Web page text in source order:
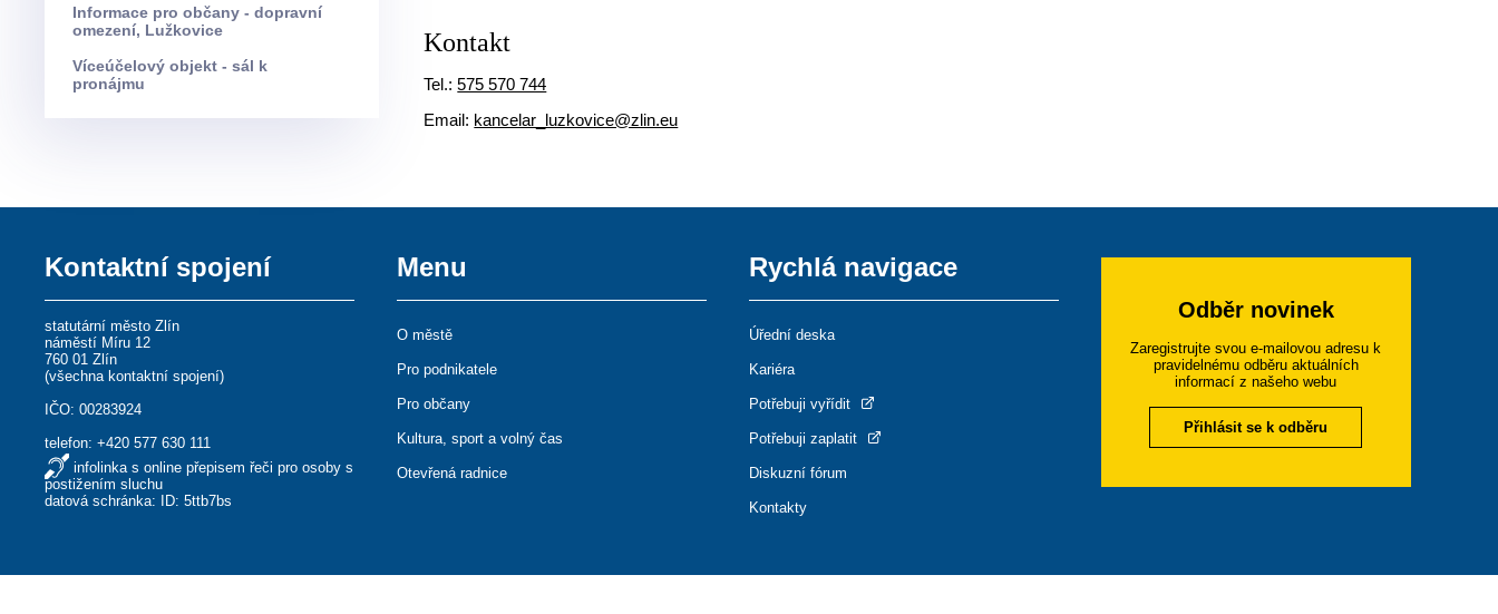
Informace pro občany - dopravní
omezení, Lužkovice
Víceúčelový objekt - sál k
pronájmu
Kontakt
Tel.:575 570 744
Email: kancelar_luzkovice@zlin.eu
Kontaktní spojení
statutární město Zlín
náměstí Míru 12
760 01 Zlín
(všechna kontaktní spojení)
IČO: 00283924
telefon:+420 577 630 111
infolinka s online přepisem řeči pro osoby s
postižením sluchu
datová schránka: ID: 5ttb7bs
Menu
O městě
Pro podnikatele
Pro občany
Kultura, sport a volný čas
Otevřená radnice
Rychlá navigace
Úřední deska
Kariéra
Potřebuji vyřídit
Potřebuji zaplatit
Diskuzní fórum
Kontakty
Odběr novinek
Zaregistrujte svou e-mailovou adresu k
pravidelnému odběru aktuálních
informací z našeho webu
Přihlásit se k odběru